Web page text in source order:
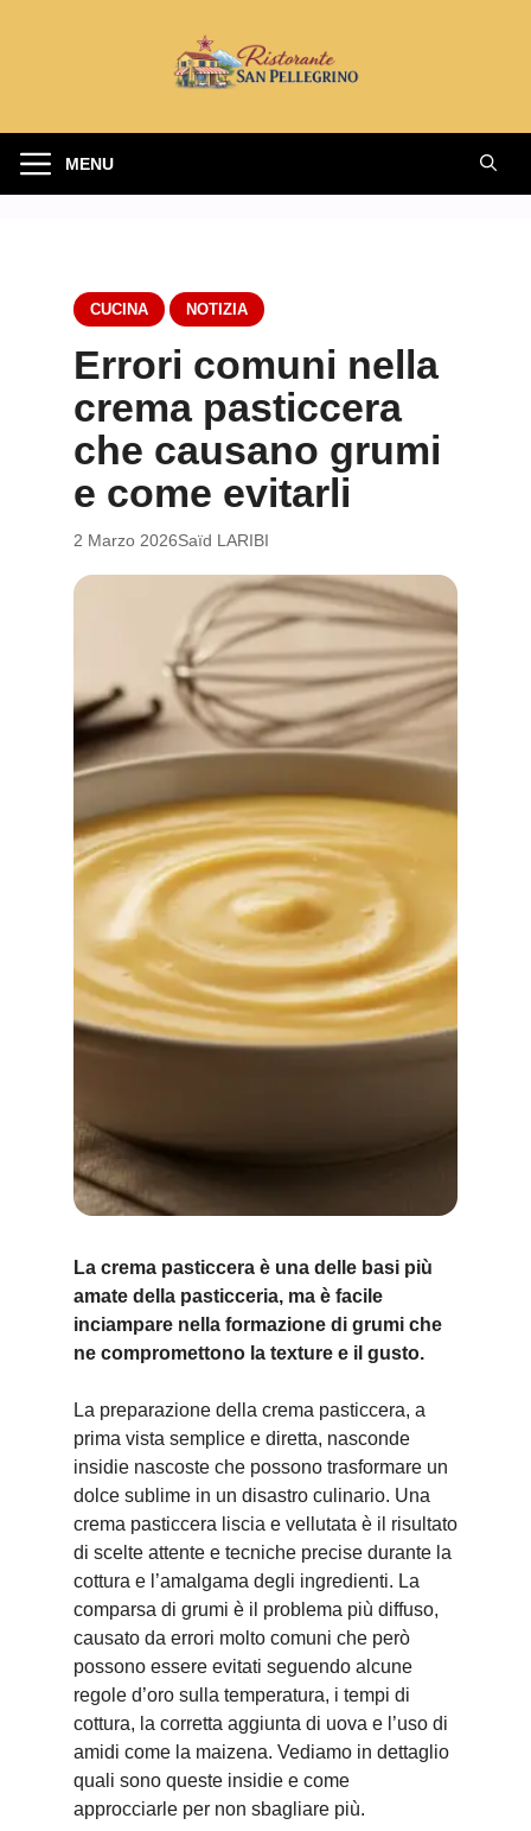
MENU
CUCINA NOTIZIA
Errori comuni nella
crema pasticcera
che causano grumi
e come evitarli
2 Marzo 2026Saïd LARIBI
La crema pasticcera è una delle basi più
amate della pasticceria, ma è facile
inciampare nella formazione di grumi che
ne compromettono la texture e il gusto.
La preparazione della crema pasticcera, a
prima vista semplice e diretta, nasconde
insidie nascoste che possono trasformare un
dolce sublime in un disastro culinario. Una
crema pasticcera liscia e vellutata è il risultato
di scelte attente e tecniche precise durante la
cottura e l’amalgama degli ingredienti. La
comparsa di grumi è il problema più diffuso,
causato da errori molto comuni che però
possono essere evitati seguendo alcune
regole d’oro sulla temperatura, i tempi di
cottura, la corretta aggiunta di uova e l’uso di
amidi come la maizena. Vediamo in dettaglio
quali sono queste insidie e come
approcciarle per non sbagliare più.